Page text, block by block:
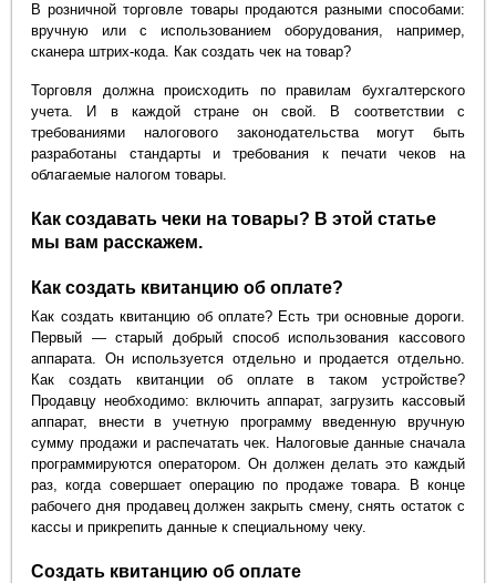
В розничной торговле товары продаются разными способами:
вручную или с использованием оборудования, например,
сканера штрих-кода. Как создать чек на товар?
Торговля должна происходить по правилам бухгалтерского
учета. И в каждой стране он свой. В соответствии с
требованиями налогового законодательства могут быть
разработаны стандарты и требования к печати чеков на
облагаемые налогом товары.
Как создавать чеки на товары? В этой статье
мы вам расскажем.
Как создать квитанцию об оплате?
Как создать квитанцию об оплате? Есть три основные дороги.
Первый — старый добрый способ использования кассового
аппарата. Он используется отдельно и продается отдельно.
Как создать квитанции об оплате в таком устройстве?
Продавцу необходимо: включить аппарат, загрузить кассовый
аппарат, внести в учетную программу введенную вручную
сумму продажи и распечатать чек. Налоговые данные сначала
программируются оператором. Он должен делать это каждый
раз, когда совершает операцию по продаже товара. В конце
рабочего дня продавец должен закрыть смену, снять остаток с
кассы и прикрепить данные к специальному чеку.
Создать квитанцию об оплате